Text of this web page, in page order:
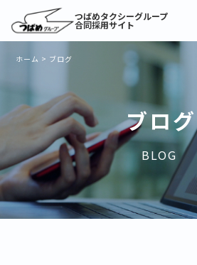
つばめタクシーグループ
合同採用サイト
ホーム > ブログ
ブログ
BLOG